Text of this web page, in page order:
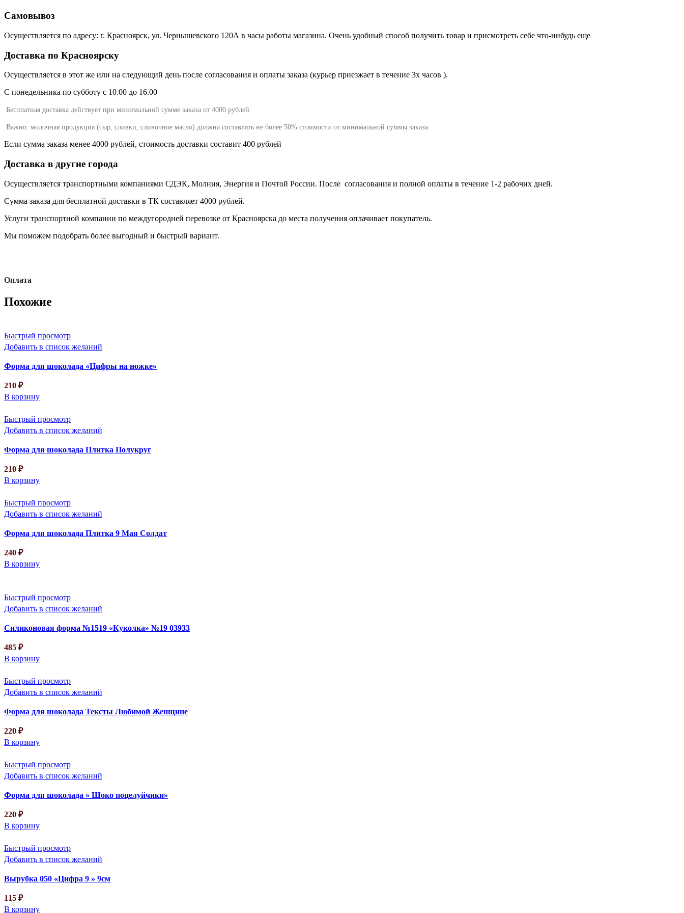
Самовывоз
Осуществляется по адресу: г. Красноярск, ул. Чернышевского 120А в часы работы магазина. Очень удобный способ получить товар и присмотреть себе что-нибудь еще
Доставка по Красноярску
Осуществляется в этот же или на следующий день после согласования и оплаты заказа (курьер приезжает в течение 3х часов ).
С понедельника по субботу с 10.00 до 16.00
Бесплатная доставка действует при минимальной сумме заказа от 4000 рублей.
Важно: молочная продукция (сыр, сливки, сливочное масло) должна составлять не более 50% стоимости от минимальной суммы заказа.
Если сумма заказа менее 4000 рублей, стоимость доставки составит 400 рублей
Доставка в другие города
Осуществляется транспортными компаниями СДЭК, Молния, Энергия и Почтой России. После согласования и полной оплаты в течение 1-2 рабочих дней.
Сумма заказа для бесплатной доставки в ТК составляет 4000 рублей.
Услуги транспортной компании по междугородней перевозке от Красноярска до места получения оплачивает покупатель.
Мы поможем подобрать более выгодный и быстрый вариант.
Оплата
Похожие
Быстрый просмотр
Добавить в список желаний
Форма для шоколада «Цифры на ножке»
210 ₽
В корзину
Быстрый просмотр
Добавить в список желаний
Форма для шоколада Плитка Полукруг
210 ₽
В корзину
Быстрый просмотр
Добавить в список желаний
Форма для шоколада Плитка 9 Мая Солдат
240 ₽
В корзину
Быстрый просмотр
Добавить в список желаний
Силиконовая форма №1519 «Куколка» №19 03933
485 ₽
В корзину
Быстрый просмотр
Добавить в список желаний
Форма для шоколада Тексты Любимой Женщине
220 ₽
В корзину
Быстрый просмотр
Добавить в список желаний
Форма для шоколада » Шоко поцелуйчики»
220 ₽
В корзину
Быстрый просмотр
Добавить в список желаний
Вырубка 050 «Цифра 9 » 9см
115 ₽
В корзину